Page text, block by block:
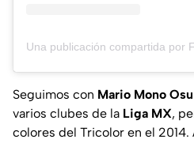
Seguimos con Mario Mono
varios clubes de la Liga MX,
colores del Tricolor en el 2014.